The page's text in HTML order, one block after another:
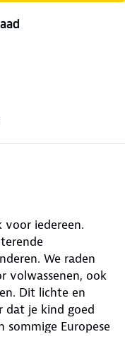
voor iedereen.
We raden
volwassenen, ook
Dit lichte en
dat je kind goed
sommige Europese